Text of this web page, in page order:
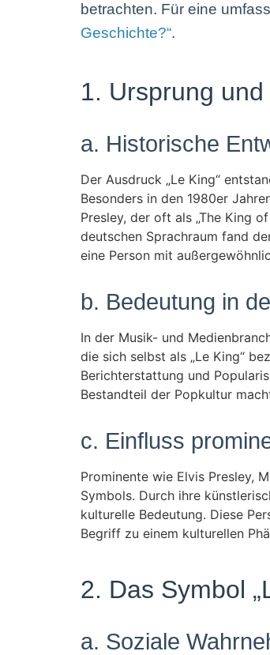
betrachten. Für eine
Geschichte?“.
1. Ursprung
a. Historische
Der Ausdruck „Le King“
Besonders in den 1980er
Presley, der oft als „The King
deutschen Sprachraum fand
eine Person mit
b. Bedeutung in
In der Musik- und
die sich selbst als „Le King“
Berichterstattung und
Bestandteil der Popkultur
c. Einfluss
Prominente wie Elvis Presley,
Symbols. Durch ihre
kulturelle Bedeutung. Diese
Begriff zu einem kulturellen
2. Das Symbol
a. Soziale